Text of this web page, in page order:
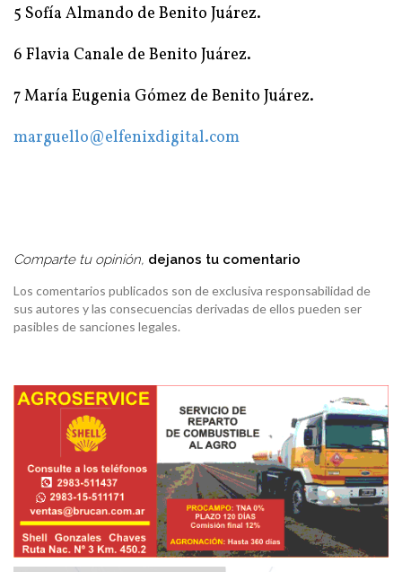
5 Sofía Almando de Benito Juárez.
6 Flavia Canale de Benito Juárez.
7 María Eugenia Gómez de Benito Juárez.
marguello@elfenixdigital.com
Comparte tu opinión, dejanos tu comentario
Los comentarios publicados son de exclusiva responsabilidad de
sus autores y las consecuencias derivadas de ellos pueden ser
pasibles de sanciones legales.